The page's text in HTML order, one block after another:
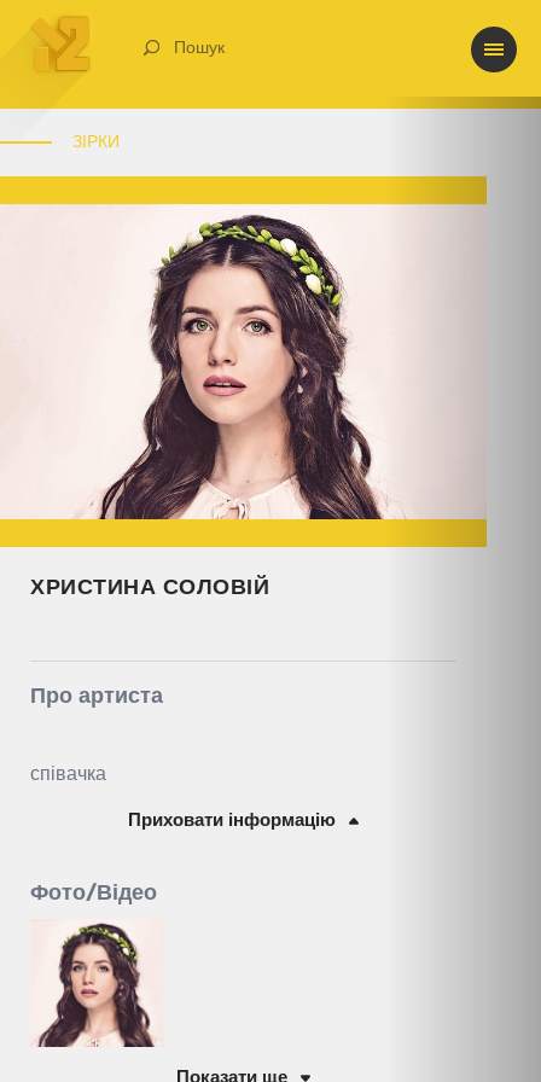
Пошук
ЗІРКИ
ХРИСТИНА СОЛОВІЙ
Про артиста
співачка
Приховати інформацію
Фото/Відео
Показати ще